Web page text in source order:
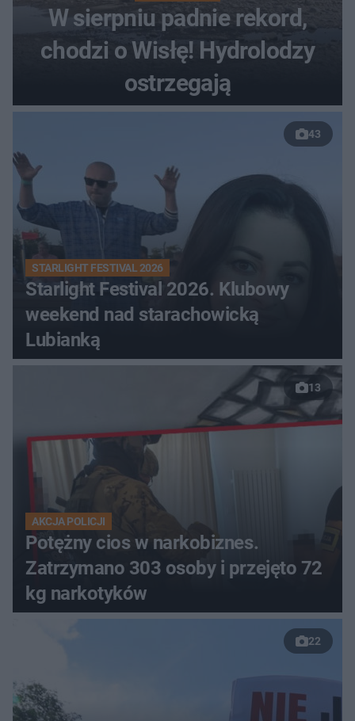
W sierpniu padnie rekord,
chodzi o Wisłę! Hydrolodzy
ostrzegają
43
STARLIGHT FESTIVAL 2026
Starlight Festival 2026. Klubowy
weekend nad starachowicką
Lubianką
13
AKCJA POLICJI
Potężny cios w narkobiznes.
Zatrzymano 303 osoby i przejęto 72
kg narkotyków
22